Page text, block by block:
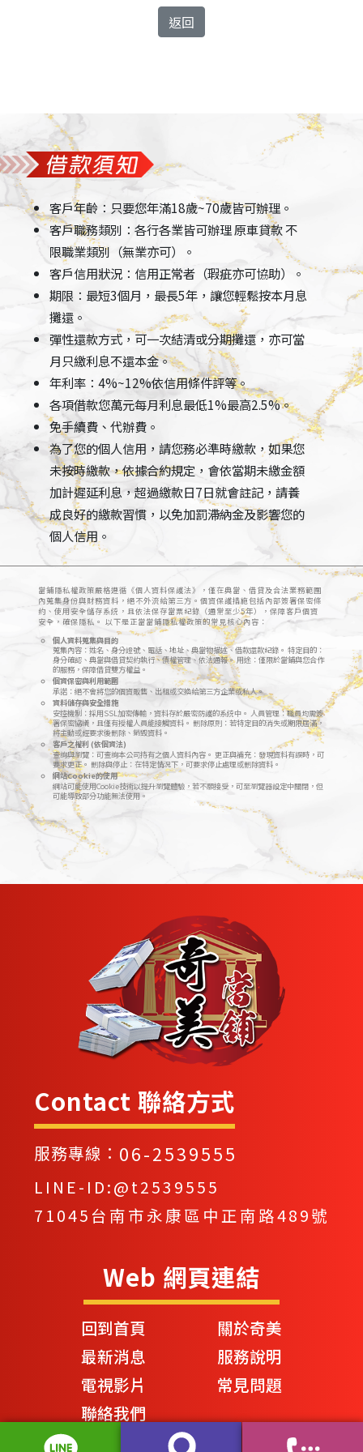
返回
客戶年齡：只要您年滿18歲~70歲皆可辦理。
客戶職務類別：各行各業皆可辦理 原車貸款 不
限職業類別（無業亦可）。
客戶信用狀況：信用正常者（瑕疵亦可協助）。
期限：最短3個月，最長5年，讓您輕鬆按本月息
攤還。
彈性還款方式，可一次結清或分期攤還，亦可當
月只繳利息不還本金。
年利率：4%~12%依信用條件評等。
各項借款您萬元每月利息最低1%最高2.5%。
免手續費、代辦費。
為了您的個人信用，請您務必準時繳款，如果您
未按時繳款，依據合約規定，會依當期未繳金額
加計遲延利息，超過繳款日7日就會註記，請養
成良好的繳款習慣，以免加罰滯納金及影響您的
個人信用。
當鋪隱私權政策嚴格遵循《個人資料保護法》，僅在典當、借貸及合法業務範圍
內蒐集身份與財務資料，絕不外流給第三方。個資保護措施包括內部簽署保密條
約、使用安全儲存系統，且依法保存當票紀錄（通常至少5年），保障客戶個資
安全，確保隱私。 以下是正當當鋪隱私權政策的常見核心內容：
個人資料蒐集與目的
蒐集內容：姓名、身分證號、電話、地址、典當物描述、借款還款紀錄。 特定目的：
身分確認、典當與借貸契約執行、債權管理、依法通報。 用途：僅限於當鋪與您合作
的服務，保障借貸雙方權益。
個資保密與利用範圍
承諾：絕不會將您的個資販售、出租或交換給第三方企業或私人。
資料儲存與安全措施
安控機制：採用SSL加密傳輸，資料存於嚴密防護的系統中。 人員管理：職員均需簽
署保密協議，且僅有授權人員能接觸資料。 刪除原則：若特定目的消失或期限屆滿，
將主動或經要求後刪除、銷毀資料。
客戶之權利 (依個資法)
查詢與瀏覽：可查詢本公司持有之個人資料內容。 更正與補充：發現資料有誤時，可
要求更正。 刪除與停止：在特定情況下，可要求停止處理或刪除資料。
網站Cookie的使用
網站可能使用Cookie技術以提升瀏覽體驗，若不願接受，可至瀏覽器設定中關閉，但
可能導致部分功能無法使用。
Contact 聯絡方式
服務專線： 06-2539555
LINE-ID:@t2539555
71045台南市永康區中正南路489號
Web 網頁連結
回到首頁
關於奇美
最新消息
服務說明
電視影片
常見問題
聯絡我們